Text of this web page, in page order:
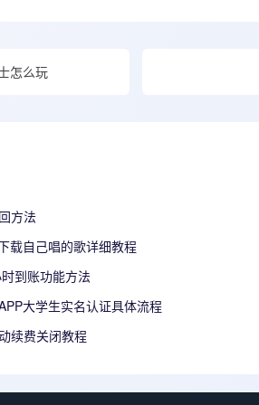
怎么玩
方法
载自己唱的歌详细教程
到账功能方法
大学生实名认证具体流程
续费关闭教程